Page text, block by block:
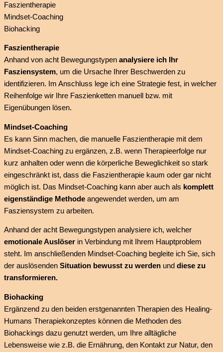
Faszientherapie
Mindset-Coaching
Biohacking
Faszientherapie
Anhand von acht Bewegungstypen analysiere ich Ihr
Fasziensystem, um die Ursache Ihrer Beschwerden zu
identifizieren. Im Anschluss lege ich eine Strategie fest, in welcher
Reihenfolge wir Ihre Faszienketten manuell bzw. mit
Eigenübungen lösen.
Mindset-Coaching
Es kann Sinn machen, die manuelle Faszientherapie mit dem
Mindset-Coaching zu ergänzen, z.B. wenn Therapieerfolge nur
kurz anhalten oder wenn die körperliche Beweglichkeit so stark
eingeschränkt ist, dass die Faszientherapie kaum oder gar nicht
möglich ist. Das Mindset-Coaching kann aber auch als komplett
eigenständige Methode angewendet werden, um am
Fasziensystem zu arbeiten.
Anhand der acht Bewegungstypen analysiere ich, welcher
emotionale Auslöser in Verbindung mit Ihrem Hauptproblem
steht. Im anschließenden Mindset-Coaching begleite ich Sie, sich
der auslösenden Situation bewusst zu werden und diese zu
transformieren.
Biohacking
Ergänzend zu den beiden erstgenannten Therapien des Healing-
Humans Therapiekonzeptes können die Methoden des
Biohackings dazu genutzt werden, um Ihre alltägliche
Lebensweise wie z.B. die Ernährung, den Kontakt zur Natur, den